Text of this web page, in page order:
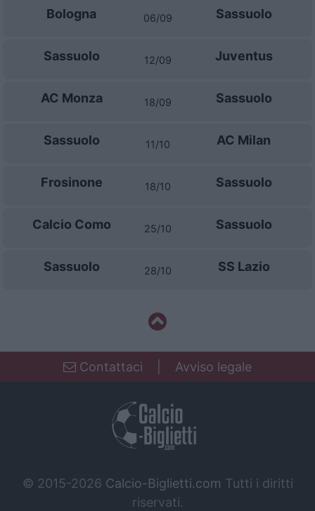
Bologna 06/09 Sassuolo
Sassuolo 12/09 Juventus
AC Monza 18/09 Sassuolo
Sassuolo 11/10 AC Milan
Frosinone 18/10 Sassuolo
Calcio Como 25/10 Sassuolo
Sassuolo 28/10 SS Lazio
Contattaci Avviso legale
© 2015-2026 Calcio-Biglietti.com Tutti i diritti
riservati.